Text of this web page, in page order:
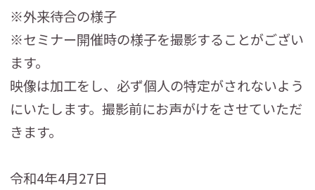
※外来待合の様子
※セミナー開催時の様子を撮影することがござい
ます。
映像は加工をし、必ず個人の特定がされないよう
にいたします。撮影前にお声がけをさせていただ
きます。
令和4年4月27日